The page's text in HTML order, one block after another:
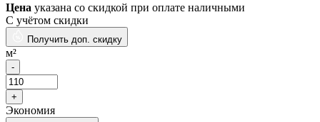
Цена указана со скидкой при оплате наличными
С учётом скидки
Получить доп. скидку
м²
Экономия